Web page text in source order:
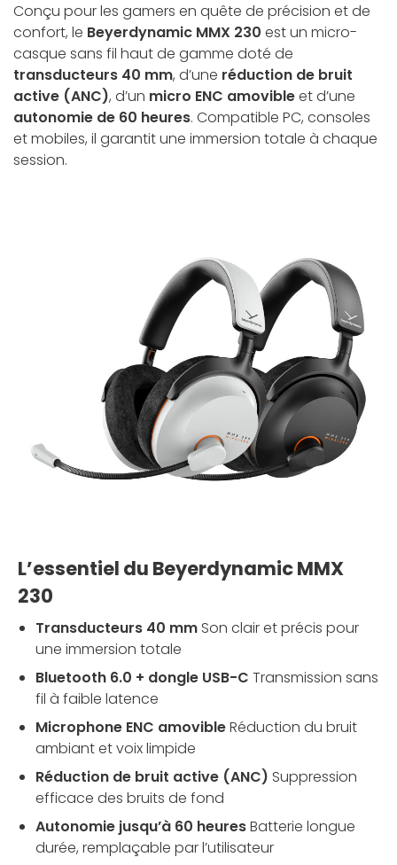
Conçu pour les gamers en quête de précision et de
confort, le Beyerdynamic MMX 230 est un micro-
casque sans fil haut de gamme doté de
transducteurs 40 mm, d’une réduction de bruit
active (ANC), d’un micro ENC amovibleet d’une
autonomie de 60 heures. Compatible PC, consoles
et mobiles, il garantit une immersion totale à chaque
session.
L’essentiel du Beyerdynamic MMX
230
Transducteurs 40 mm Son clair et précis pour
une immersion totale
Bluetooth 6.0 + dongle USB-C Transmission sans
fil à faible latence
Microphone ENC amovibleRéduction du bruit
ambiant et voix limpide
Réduction de bruit active (ANC) Suppression
efficace des bruits de fond
Autonomie jusqu’à 60 heuresBatterie longue
durée, remplaçable par l’utilisateur